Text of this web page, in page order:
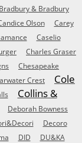
Bradbury & Bradbury
Olson
Carey
Caselio
Charles Graser
Chesapeake
Crest
Cole
Collins &
Deborah Bowness
Decoro
DID
DU&KA